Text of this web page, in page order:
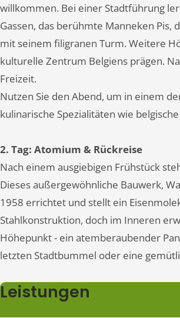
willkommen. Bei einer Stadtführung
Gassen, das berühmte Manneken Pis,
mit seinem filigranen Turm. Weitere
kulturelle Zentrum Belgiens prägen.
Freizeit.
Nutzen Sie den Abend, um in einem
kulinarische Spezialitäten wie
2. Tag: Atomium & Rückreise
Nach einem ausgiebigen Frühstück
Dieses außergewöhnliche Bauwerk,
1958 errichtet und stellt ein
Stahlkonstruktion, doch im Inneren
Höhepunkt - ein atemberaubender
letzten Stadtbummel oder eine
Leistungen